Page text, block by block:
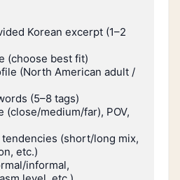
Korean excerpt (1–2
(choose best fit)
(North American adult /
(5–8 tags)
(close/medium/far), POV,
(short/long mix,
etc.)
informal,